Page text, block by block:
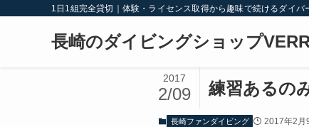
1日1組完全貸切｜体験・ライセンス取得から趣味で続けるダイバ
長崎のダイビングショップ
練習あるの
2017
2/09
長崎ファンダイビング 2017年2月